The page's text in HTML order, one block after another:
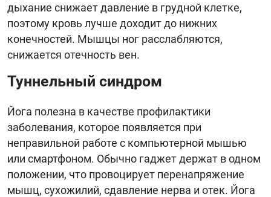
дыхание снижает давление в грудной клетке,
поэтому кровь лучше доходит до нижних
конечностей. Мышцы ног расслабляются,
снижается отечность вен.
Туннельный синдром
Йога полезна в качестве профилактики
заболевания, которое появляется при
неправильной работе с компьютерной мышью
или смартфоном. Обычно гаджет держат в одном
положении, что провоцирует перенапряжение
мышц, сухожилий, сдавление нерва и отек. Йога